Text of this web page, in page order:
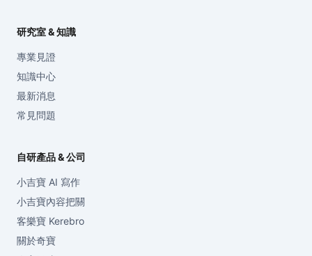
研究室 & 知識
專業見證
知識中心
最新消息
常見問題
自研產品 & 公司
小吉寶 AI 寫作
小吉寶內容把關
客樂寶 Kerebro
關於奇寶